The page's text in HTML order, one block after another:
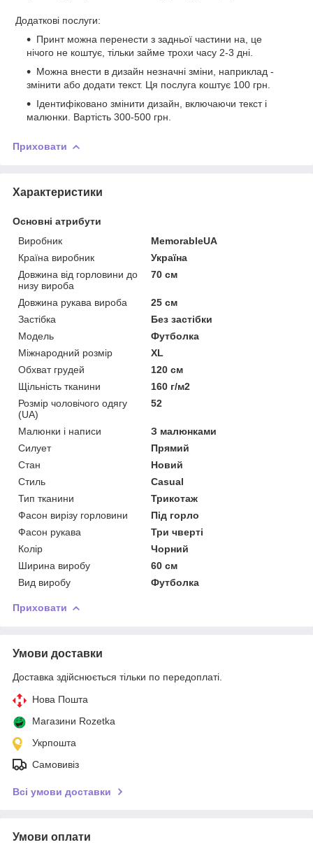
Додаткові послуги:
Принт можна перенести з задньої частини на, це
нічого не коштує, тільки займе трохи часу 2-3 дні.
Можна внести в дизайн незначні зміни, наприклад -
змінити або додати текст. Ця послуга коштує 100 грн.
Ідентифіковано змінити дизайн, включаючи текст і
малюнки. Вартість 300-500 грн.
Приховати
Характеристики
Основні атрибути
Виробник
MemorableUA
Країна виробник
Україна
Довжина від горловини до
низу вироба
70 см
Довжина рукава вироба
25 см
Застібка
Без застібки
Модель
Футболка
Міжнародний розмір
XL
Обхват грудей
120 см
Щільність тканини
160 г/м2
Розмір чоловічого одягу
(UA)
52
Малюнки і написи
З малюнками
Силует
Прямий
Стан
Новий
Стиль
Casual
Тип тканини
Трикотаж
Фасон вирізу горловини
Під горло
Фасон рукава
Три чверті
Колір
Чорний
Ширина виробу
60 см
Вид виробу
Футболка
Приховати
Умови доставки
Доставка здійснюється тільки по передоплаті.
Нова Пошта
Магазини Rozetka
Укрпошта
Самовивіз
Всі умови доставки
Умови оплати